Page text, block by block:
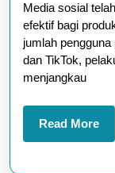
Media sosial
efektif bagi
jumlah
dan TikTok,
menjangkau
Read More